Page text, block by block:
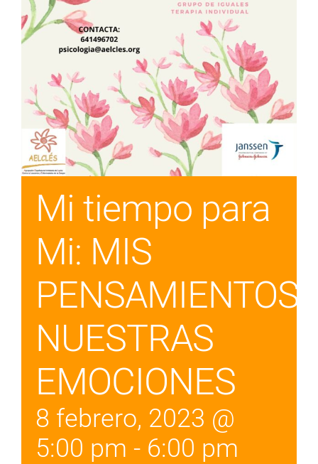
Mi tiempo para
Mi: MIS
PENSAMIENTOS,
NUESTRAS
EMOCIONES
8 febrero, 2023 @
5:00 pm - 6:00 pm